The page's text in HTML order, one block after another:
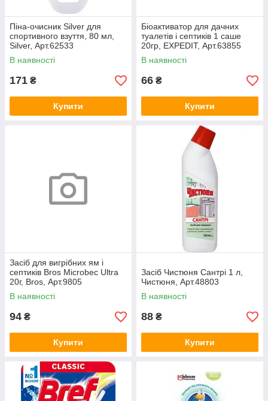
Піна-очисник Silver для
спортивного взуття, 80 мл,
Silver, Арт.62533
В наявності
171 ₴
Купити
Біоактиватор для дачних
туалетів і септиків 1 саше
20гр, EXPEDIT, Арт.63855
В наявності
66 ₴
Купити
Засіб для вигрібних ям і
септиків Bros Microbec Ultra
20г, Bros, Арт.9805
В наявності
94 ₴
Купити
Засіб Чистюня Сантрі 1 л,
Чистюня, Арт.48803
В наявності
88 ₴
Купити